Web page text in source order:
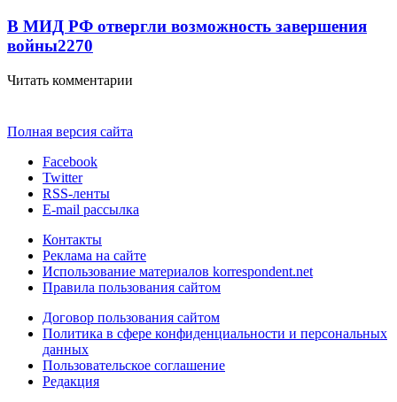
В МИД РФ отвергли возможность завершения
войны2270
Читать комментарии
Полная версия сайта
Facebook
Twitter
RSS-ленты
E-mail рассылка
Контакты
Реклама на сайте
Использование материалов korrespondent.net
Правила пользования сайтом
Договор пользования сайтом
Политика в сфере конфиденциальности и персональных
данных
Пользовательское соглашение
Редакция